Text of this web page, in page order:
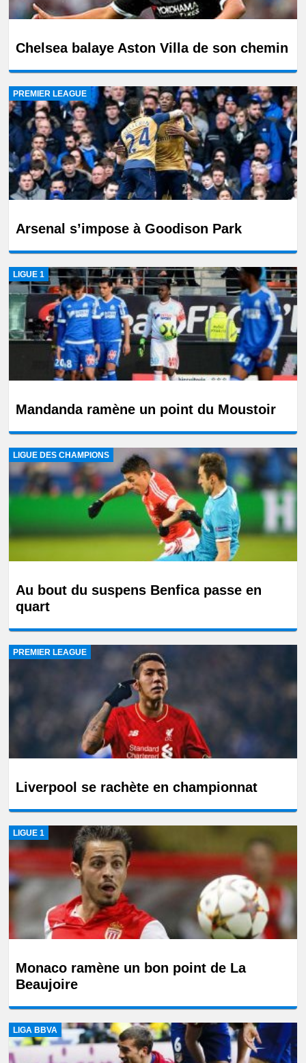
Chelsea balaye Aston Villa de son chemin
Arsenal s’impose à Goodison Park
PREMIER LEAGUE
Mandanda ramène un point du Moustoir
LIGUE 1
Au bout du suspens Benfica passe en
quart
LIGUE DES CHAMPIONS
Liverpool se rachète en championnat
PREMIER LEAGUE
Monaco ramène un bon point de La
Beaujoire
LIGUE 1
LIGA BBVA